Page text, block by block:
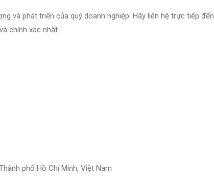
và phát triển của quý doanh nghiệp. Hãy liên hệ trực tiếp đến
chính xác nhất.
phố Hồ Chí Minh, Việt Nam